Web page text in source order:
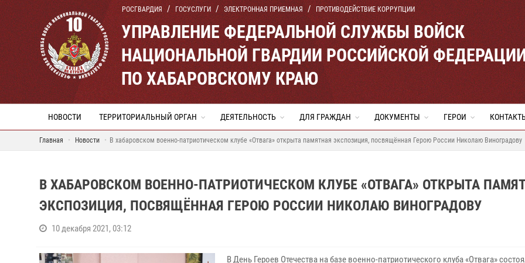
РОСГВАРДИЯ ГОСУСЛУГИ ЭЛЕКТРОННАЯ ПРИЕМНАЯ ПРОТИВОДЕЙСТВИЕ КОРРУПЦИИ
УПРАВЛЕНИЕ ФЕДЕРАЛЬНОЙ СЛУЖБЫ ВОЙСК
НАЦИОНАЛЬНОЙ ГВАРДИИ РОССИЙСКОЙ
ПО ХАБАРОВСКОМУ КРАЮ
НОВОСТИ ТЕРРИТОРИАЛЬНЫЙ ОРГАН ДЕЯТЕЛЬНОСТЬ ДЛЯ ГРАЖДАН ДОКУМЕНТЫ ГЕРОИ
Главная Новости В хабаровском военно-патриотическом клубе «Отвага» открыта памятная экспозиция, посвящённая Герою России Николаю Виноградову
В ХАБАРОВСКОМ ВОЕННО-ПАТРИОТИЧЕСКОМ КЛУБЕ «ОТВАГА» ОТКРЫТА
ЭКСПОЗИЦИЯ, ПОСВЯЩЁННАЯ ГЕРОЮ РОССИИ НИКОЛАЮ ВИНОГРАДОВУ
10 декабря 2021, 03:12
В День Героев Отечества на базе военно-патриотического клуба «Отвага»